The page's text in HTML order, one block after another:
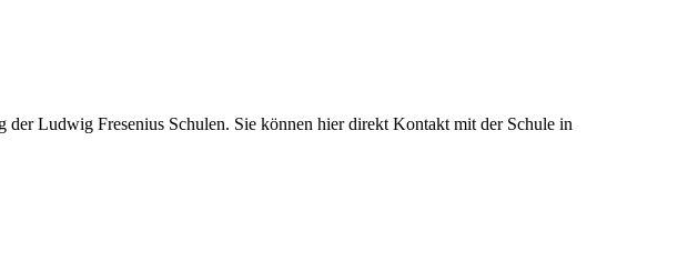
Ludwig Fresenius Schulen. Sie können hier direkt Kontakt mit der Schule in